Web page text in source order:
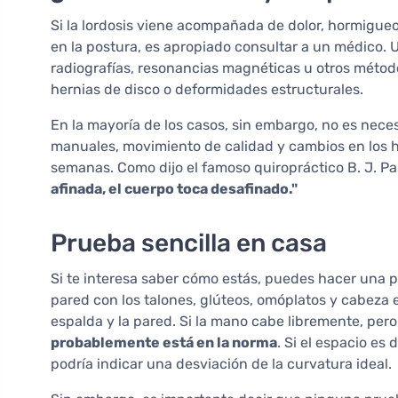
Si la lordosis viene acompañada de dolor,
en la postura, es apropiado consultar a un médico.
radiografías, resonancias magnéticas u otros
hernias de disco o deformidades estructurales.
En la mayoría de los casos, sin embargo, no es
manuales, movimiento de calidad y cambios en
semanas. Como dijo el famoso quiropráctico B. J.
afinada, el cuerpo toca desafinado."
Prueba sencilla en casa
Si te interesa saber cómo estás, puedes hacer una
pared con los talones, glúteos, omóplatos y
espalda y la pared. Si la mano cabe libremente,
probablemente está en la norma. Si el espacio es
podría indicar una desviación de la curvatura ideal.